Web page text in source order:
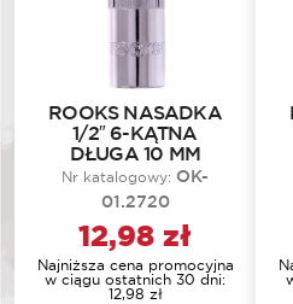
ROOKS NASADKA
1/2″ 6-KĄTNA
DŁUGA 10 MM
Nr katalogowy: OK-
01.2720
12,98 zł
Najniższa cena promocyjna
w ciągu ostatnich 30 dni:
12,98 zł